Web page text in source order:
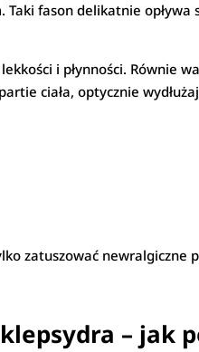
Taki fason delikatnie
i płynności. Równie
ciała, optycznie
zatuszować newralgiczne
– jak